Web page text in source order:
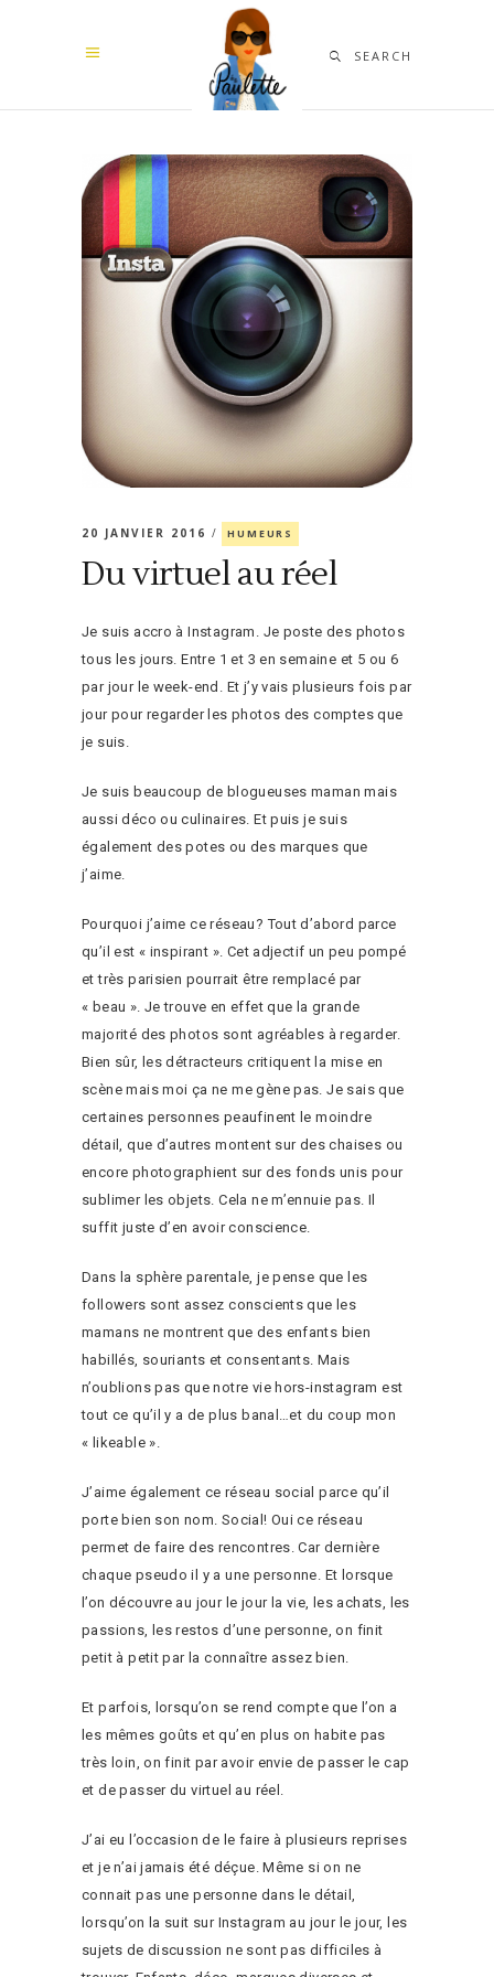
SEARCH
20 JANVIER 2016 HUMEURS
Du virtuel au réel
Je suis accro à Instagram. Je poste des photos
tous les jours. Entre 1 et 3 en semaine et 5 ou 6
par jour le week-end. Et j’y vais plusieurs fois par
jour pour regarder les photos des comptes que
je suis.
Je suis beaucoup de blogueuses maman mais
aussi déco ou culinaires. Et puis je suis
également des potes ou des marques que
j’aime.
Pourquoi j’aime ce réseau? Tout d’abord parce
qu’il est « inspirant ». Cet adjectif un peu pompé
et très parisien pourrait être remplacé par
« beau ». Je trouve en effet que la grande
majorité des photos sont agréables à regarder.
Bien sûr, les détracteurs critiquent la mise en
scène mais moi ça ne me gène pas. Je sais que
certaines personnes peaufinent le moindre
détail, que d’autres montent sur des chaises ou
encore photographient sur des fonds unis pour
sublimer les objets. Cela ne m’ennuie pas. Il
suffit juste d’en avoir conscience.
Dans la sphère parentale, je pense que les
followers sont assez conscients que les
mamans ne montrent que des enfants bien
habillés, souriants et consentants. Mais
n’oublions pas que notre vie hors-instagram est
tout ce qu’il y a de plus banal…et du coup mon
« likeable ».
J’aime également ce réseau social parce qu’il
porte bien son nom. Social! Oui ce réseau
permet de faire des rencontres. Car dernière
chaque pseudo il y a une personne. Et lorsque
l’on découvre au jour le jour la vie, les achats, les
passions, les restos d’une personne, on finit
petit à petit par la connaître assez bien.
Et parfois, lorsqu’on se rend compte que l’on a
les mêmes goûts et qu’en plus on habite pas
très loin, on finit par avoir envie de passer le cap
et de passer du virtuel au réel.
J’ai eu l’occasion de le faire à plusieurs reprises
et je n’ai jamais été déçue. Même si on ne
connait pas une personne dans le détail,
lorsqu’on la suit sur Instagram au jour le jour, les
sujets de discussion ne sont pas difficiles à